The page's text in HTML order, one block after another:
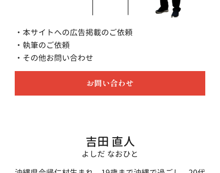
・本サイトへの広告掲載のご依頼
・執筆のご依頼
・その他お問い合わせ
お問い合わせ
吉田 直人
よしだ なおひと